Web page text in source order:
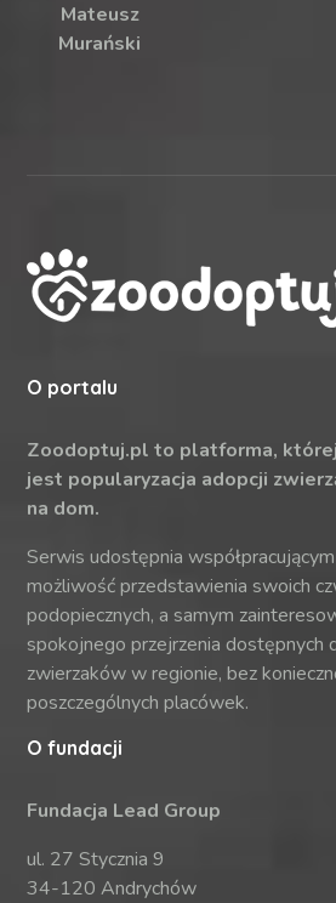
Mateusz
Murański
O portalu
Zoodoptuj.pl to platforma,
jest popularyzacja adopcji
na dom.
Serwis udostępnia
możliwość przedstawienia swoich
podopiecznych, a samym
spokojnego przejrzenia dostępnych
zwierzaków w regionie, bez
poszczególnych placówek.
O fundacji
Fundacja Lead Group
ul. 27 Stycznia 9
34-120 Andrychów